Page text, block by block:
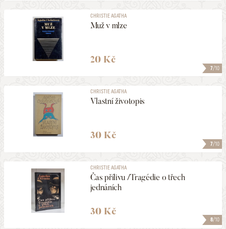
7/10
CHRISTIE AGATHA
Muž v mlze
20 Kč
7/10
CHRISTIE AGATHA
Vlastní životopis
30 Kč
8/10
CHRISTIE AGATHA
Čas přílivu /Tragédie o třech
jednáních
30 Kč